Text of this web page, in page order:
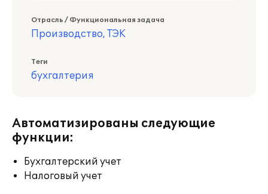
Отрасль / Функциональная задача
Производство, ТЭК
Теги
бухгалтерия
Автоматизированы следующие
функции:
Бухгалтерский учет
Налоговый учет